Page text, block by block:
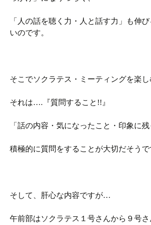
「人の話を聴く力・人と話す力」も伸
いのです。
そこでソクラテス・ミーティングを楽
それは….『質問すること!!』
「話の内容・気になったこと・印象に
積極的に質問をすることが大切だそうで
そして、肝心な内容ですが…
午前部はソクラテス１号さんから９号